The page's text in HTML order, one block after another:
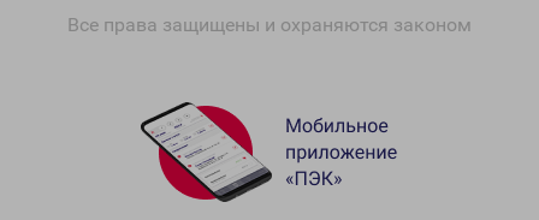
Все права защищены и охраняются законом